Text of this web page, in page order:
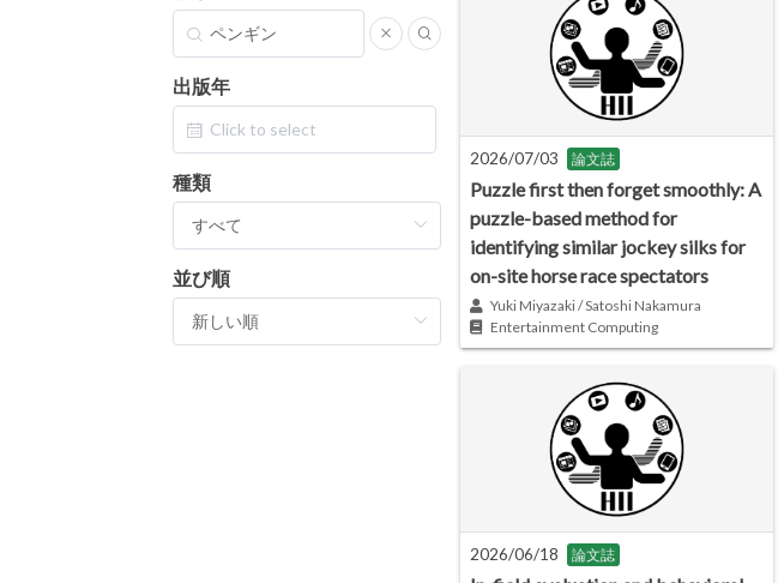
出版年
種類
並び順
2026/07/03 論文誌
Puzzle first then forget smoothly: A
puzzle-based method for
identifying similar jockey silks for
on-site horse race spectators
Yuki Miyazaki / Satoshi Nakamura
Entertainment Computing
2026/06/18 論文誌